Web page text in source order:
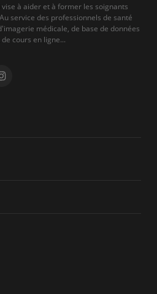
à aider et à former les soignants
service des professionnels de santé
médicale, de base de données
cours en ligne...